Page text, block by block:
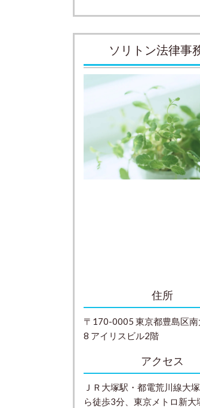
ソリトン法律事
住所
〒170-0005 東京都豊島区
8 アイリスビル2階
アクセス
ＪＲ大塚駅・都電荒川線大
ら徒歩3分、東京メトロ新大